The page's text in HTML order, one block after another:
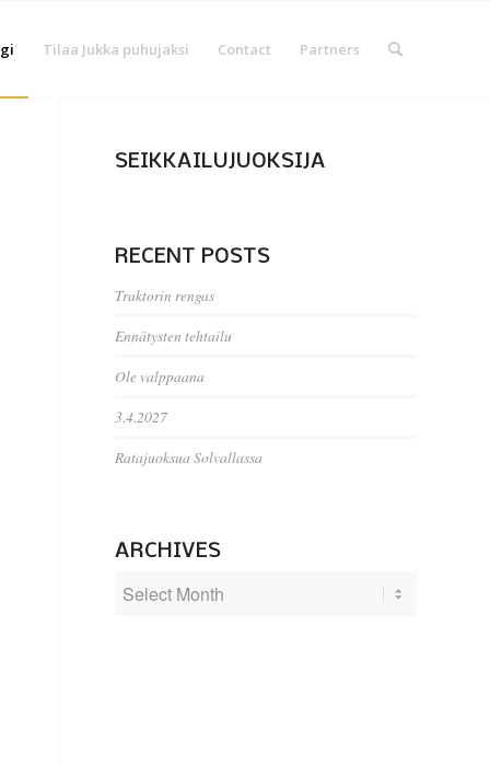
Tilaa Jukka puhujaksi Contact Partners
SEIKKAILUJUOKSIJA
RECENT POSTS
Traktorin rengas
Ennätysten tehtailu
Ole valppaana
3.4.2027
Ratajuoksua Solvallassa
ARCHIVES